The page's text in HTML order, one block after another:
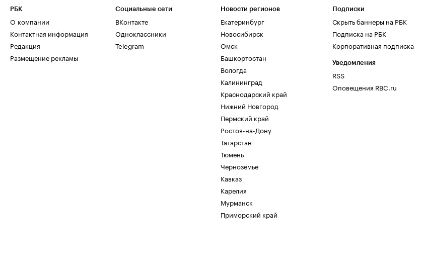
РБК
О компании
Контактная информация
Редакция
Размещение рекламы
Социальные сети
ВКонтакте
Одноклассники
Telegram
Новости регионов
Екатеринбург
Новосибирск
Омск
Башкортостан
Вологда
Калининград
Краснодарский край
Нижний Новгород
Пермский край
Ростов-на-Дону
Татарстан
Тюмень
Черноземье
Кавказ
Карелия
Мурманск
Приморский край
Подписки
Скрыть баннеры на РБК
Подписка на РБК
Корпоративная подписка
Уведомления
RSS
Оповещения RBC.ru